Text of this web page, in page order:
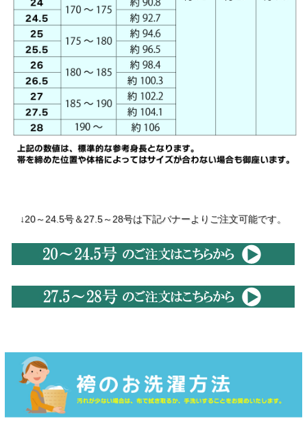
↓20～24.5号＆27.5～28号は下記バナーよりご注文可能です。